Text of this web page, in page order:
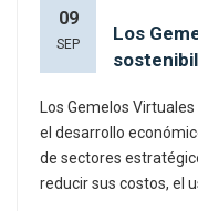
09
SEP
Los
Los Gemelos
el desarrollo
de sectores
reducir sus costos, el